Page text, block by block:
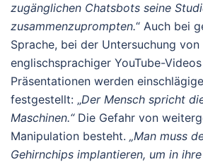
zugänglichen Chatsbots seine
zusammenzuprompten.“ Auch bei
Sprache, bei der Untersuchung
englischsprachiger YouTube-
Präsentationen werden
festgestellt: „Der Mensch spricht
Maschinen.“Die Gefahr von
Manipulation besteht. „Man muss
Gehirnchips implantieren, um in